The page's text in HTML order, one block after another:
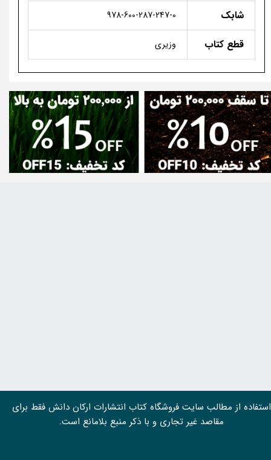
شابک 978-600-287-247-0
قطع کتاب وزیری
استفاده از مطالب سايت فروشگاه کتاب انتشارات ارکان دانش فقط برای
مقاصد غیر تجاری و با ذکر منبع بلامانع است.